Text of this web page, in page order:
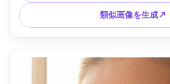
類似画像を生成↗